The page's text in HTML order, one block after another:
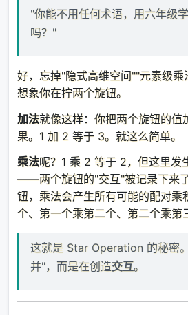
"你能不用任何术语，用六年级
吗？"
好，忘掉"隐式高维空间""元素级乘
想象你在拧两个旋钮。
加法就像这样：你把两个旋钮的值
果。1 加 2 等于 3。就这么简单。
乘法呢？1 乘 2 等于 2，但这里发
——两个旋钮的"交互"被记录下来
钮，乘法会产生所有可能的配对乘
个、第一个乘第二个、第二个乘
这就是 Star Operation 的秘密
并"，而是在创造交互。